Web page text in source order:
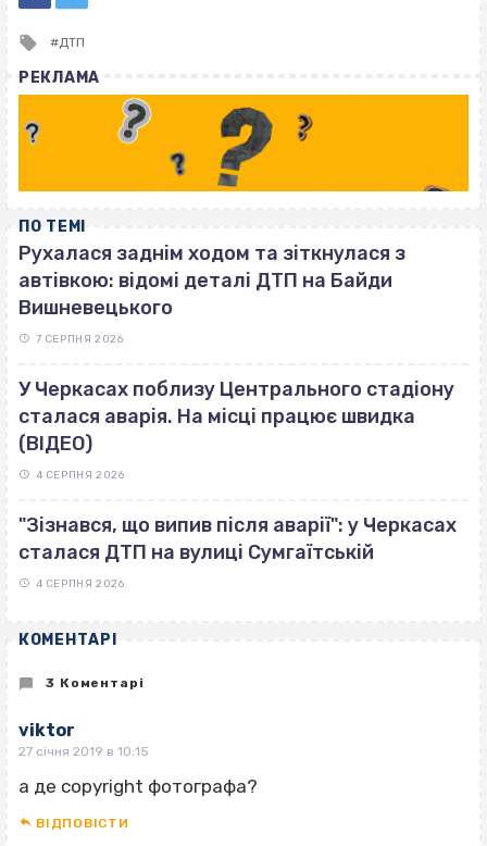
Tagged
ДТП
РЕКЛАМА
ПО ТЕМІ
Рухалася заднім ходом та зіткнулася з
автівкою: відомі деталі ДТП на Байди
Вишневецького
7 СЕРПНЯ 2026
У Черкасах поблизу Центрального стадіону
сталася аварія. На місці працює швидка
(ВІДЕО)
4 СЕРПНЯ 2026
"Зізнався, що випив після аварії": у Черкасах
сталася ДТП на вулиці Сумгаїтській
4 СЕРПНЯ 2026
КОМЕНТАРІ
3 Коментарі
viktor
27 січня 2019 в 10:15
а де copyright фотографа?
ВІДПОВІCТИ